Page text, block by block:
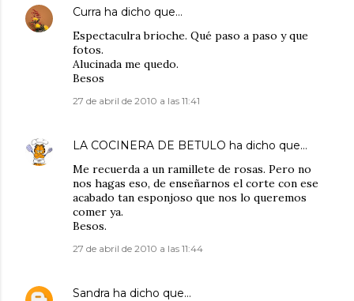
Curra ha dicho que…
Espectaculra brioche. Qué paso a paso y que
fotos.
Alucinada me quedo.
Besos
27 de abril de 2010 a las 11:41
LA COCINERA DE BETULO ha dicho que…
Me recuerda a un ramillete de rosas. Pero no
nos hagas eso, de enseñarnos el corte con ese
acabado tan esponjoso que nos lo queremos
comer ya.
Besos.
27 de abril de 2010 a las 11:44
Sandra ha dicho que…